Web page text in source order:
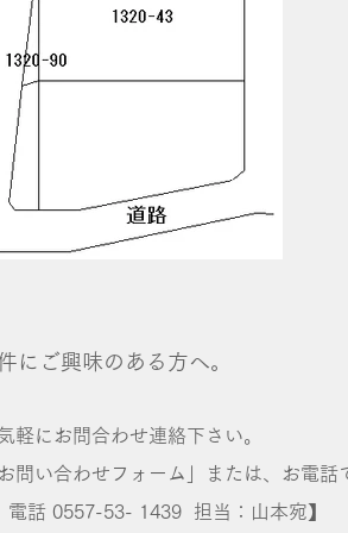
にご興味のある方へ。
軽にお問合わせ連絡下さい。
問い合わせフォーム」または、お電話
電話 0557-53- 1439 担当：山本宛】